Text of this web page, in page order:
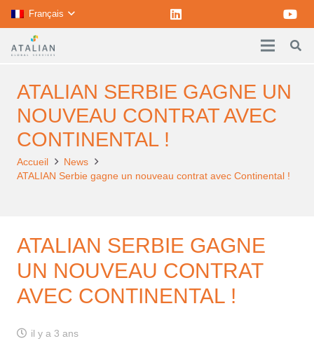
Français
ATALIAN SERBIE GAGNE UN
NOUVEAU CONTRAT AVEC
CONTINENTAL !
Accueil
News
ATALIAN Serbie gagne un nouveau contrat avec Continental !
ATALIAN SERBIE GAGNE
UN NOUVEAU CONTRAT
AVEC CONTINENTAL !
il y a 3 ans